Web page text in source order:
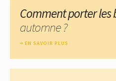
Comment porter les
automne ?
EN SAVOIR PLUS